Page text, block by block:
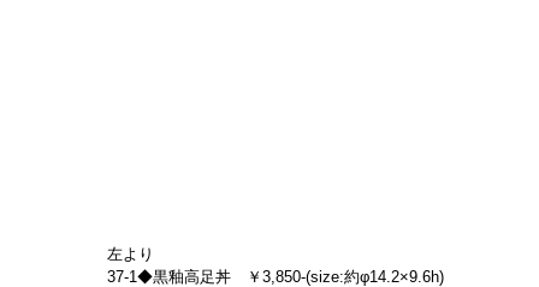
左より
37-1◆黒釉高足丼　￥3,850-(size:約φ14.2×9.6h)